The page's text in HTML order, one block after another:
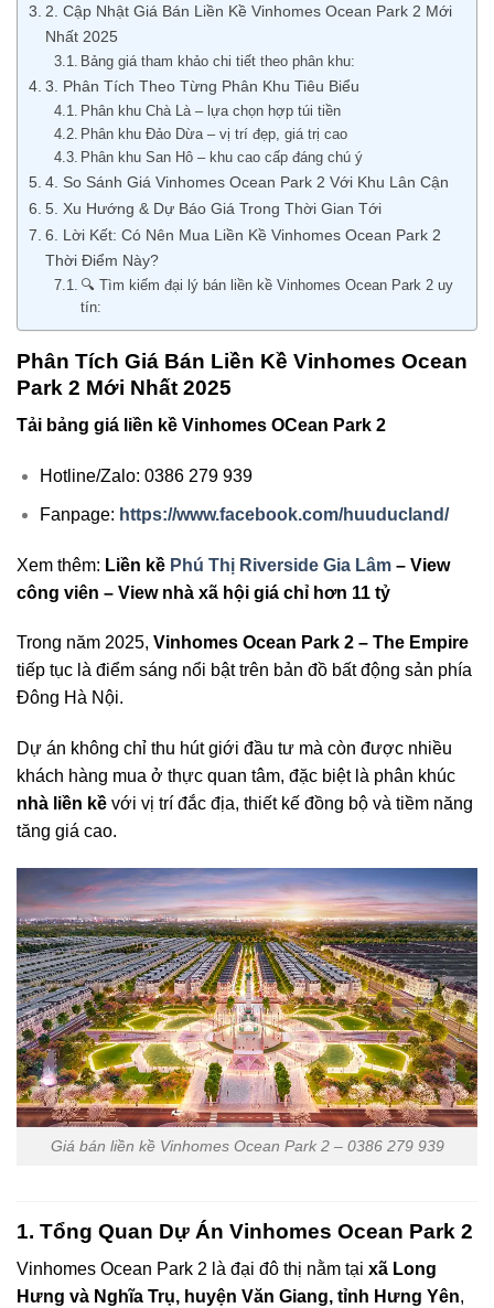
2. Cập Nhật Giá Bán Liền Kề Vinhomes Ocean Park 2 Mới
Nhất 2025
Bảng giá tham khảo chi tiết theo phân khu:
3. Phân Tích Theo Từng Phân Khu Tiêu Biểu
Phân khu Chà Là – lựa chọn hợp túi tiền
Phân khu Đảo Dừa – vị trí đẹp, giá trị cao
Phân khu San Hô – khu cao cấp đáng chú ý
4. So Sánh Giá Vinhomes Ocean Park 2 Với Khu Lân Cận
5. Xu Hướng & Dự Báo Giá Trong Thời Gian Tới
6. Lời Kết: Có Nên Mua Liền Kề Vinhomes Ocean Park 2
Thời Điểm Này?
🔍 Tìm kiếm đại lý bán liền kề Vinhomes Ocean Park 2 uy
tín:
Phân Tích Giá Bán Liền Kề Vinhomes Ocean
Park 2 Mới Nhất 2025
Tải bảng giá liền kề Vinhomes OCean Park 2
Hotline/Zalo: 0386 279 939
Fanpage: https://www.facebook.com/huuducland/
Xem thêm: Liền kề Phú Thị Riverside Gia Lâm – View
công viên – View nhà xã hội giá chỉ hơn 11 tỷ
Trong năm 2025, Vinhomes Ocean Park 2 – The Empire
tiếp tục là điểm sáng nổi bật trên bản đồ bất động sản phía
Đông Hà Nội.
Dự án không chỉ thu hút giới đầu tư mà còn được nhiều
khách hàng mua ở thực quan tâm, đặc biệt là phân khúc
nhà liền kề với vị trí đắc địa, thiết kế đồng bộ và tiềm năng
tăng giá cao.
Giá bán liền kề Vinhomes Ocean Park 2 – 0386 279 939
1. Tổng Quan Dự Án Vinhomes Ocean Park 2
Vinhomes Ocean Park 2 là đại đô thị nằm tại xã Long
Hưng và Nghĩa Trụ, huyện Văn Giang, tỉnh Hưng Yên,